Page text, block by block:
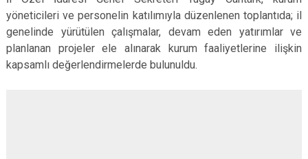
yöneticileri ve personelin katılımıyla düzenlenen toplantıda; il
genelinde yürütülen çalışmalar, devam eden yatırımlar ve
planlanan projeler ele alınarak kurum faaliyetlerine ilişkin
kapsamlı değerlendirmelerde bulunuldu.